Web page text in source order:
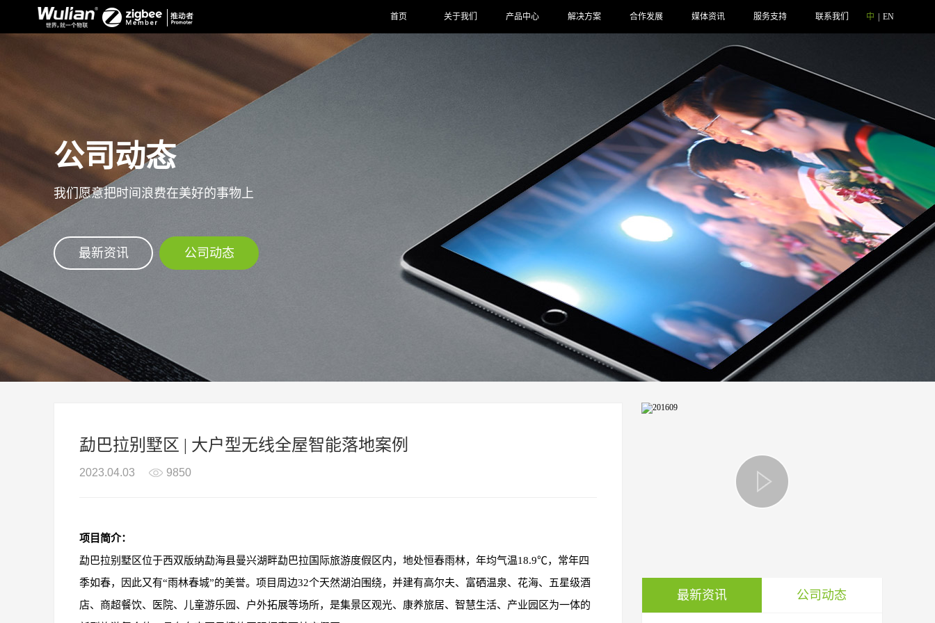
中 EN
首页 关于我们 产品中心 解决方案 合作发展 媒体资讯 服务支持 联系我们
公司动态
我们愿意把时间浪费在美好的事物上
最新资讯 公司动态
勐巴拉别墅区 | 大户型无线全屋智能落地案例
2023.04.03 9850
项目简介：
勐巴拉别墅区位于西双版纳勐海县曼兴湖畔勐巴拉国际旅游度假区内，地处恒春雨林，年均气温18.9℃，常年四
季如春，因此又有“雨林春城”的美誉。项目周边32个天然湖泊围绕，并建有高尔夫、富硒温泉、花海、五星级酒
店、商超餐饮、医院、儿童游乐园、户外拓展等场所，是集景区观光、康养旅居、智慧生活、产业园区为一体的
最新资讯 公司动态